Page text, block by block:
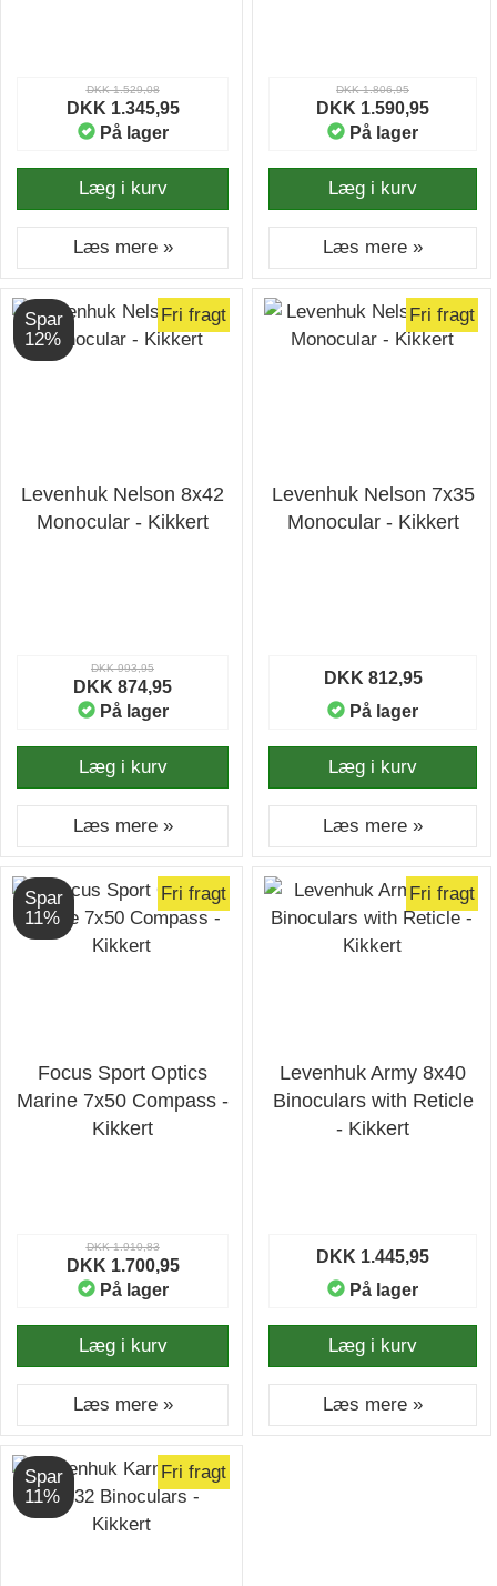
DKK 1.529,08
DKK 1.345,95
På lager
Læg i kurv
Læs mere »
DKK 1.806,95
DKK 1.590,95
På lager
Læg i kurv
Læs mere »
Spar
12%
Fri fragt
Levenhuk Nelson 8x42
Monocular - Kikkert
DKK 993,95
DKK 874,95
På lager
Læg i kurv
Læs mere »
Fri fragt
Levenhuk Nelson 7x35
Monocular - Kikkert
DKK 812,95
På lager
Læg i kurv
Læs mere »
Spar
11%
Fri fragt
Focus Sport Optics
Marine 7x50 Compass -
Kikkert
DKK 1.910,83
DKK 1.700,95
På lager
Læg i kurv
Læs mere »
Fri fragt
Levenhuk Army 8x40
Binoculars with Reticle
- Kikkert
DKK 1.445,95
På lager
Læg i kurv
Læs mere »
Spar
11%
Fri fragt